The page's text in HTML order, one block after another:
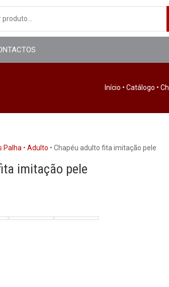
Início • Catálogo •
Palha • Adulto • Chapéu adulto fita imitação pele
imitação pele